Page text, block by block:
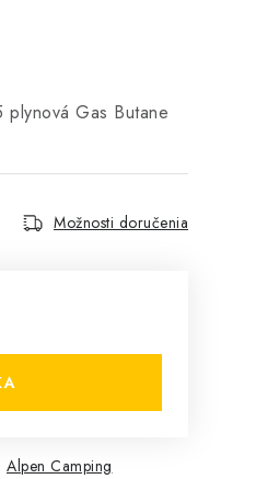
plynová Gas Butane
Možnosti doručenia
Alpen Camping